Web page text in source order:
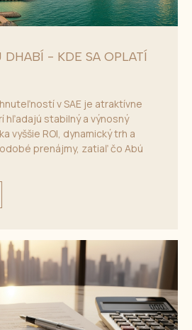
DHABÍ - KDE SA OPLATÍ
v SAE je atraktívne
hľadajú stabilný a výnosný
vyššie ROI, dynamický trh a
prenájmy, zatiaľ čo Abú